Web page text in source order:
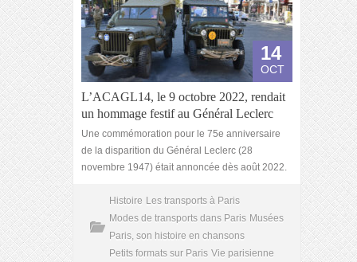
14
OCT
L’ACAGL14, le 9 octobre 2022, rendait
un hommage festif au Général Leclerc
Une commémoration pour le 75e anniversaire
de la disparition du Général Leclerc (28
novembre 1947) était annoncée dès août 2022.
Histoire Les transports à Paris
Modes de transports dans Paris Musées
Paris, son histoire en chansons
Petits formats sur Paris Vie parisienne